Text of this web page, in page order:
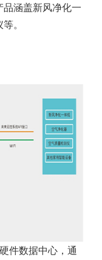
涵盖新风净化一
。
件数据中心，通